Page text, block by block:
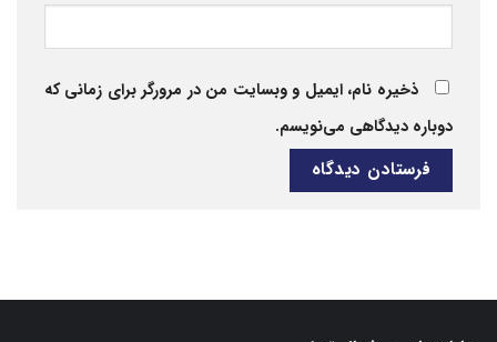
ذخیره نام، ایمیل و وبسایت من در مرورگر برای زمانی که
دوباره دیدگاهی می‌نویسم.